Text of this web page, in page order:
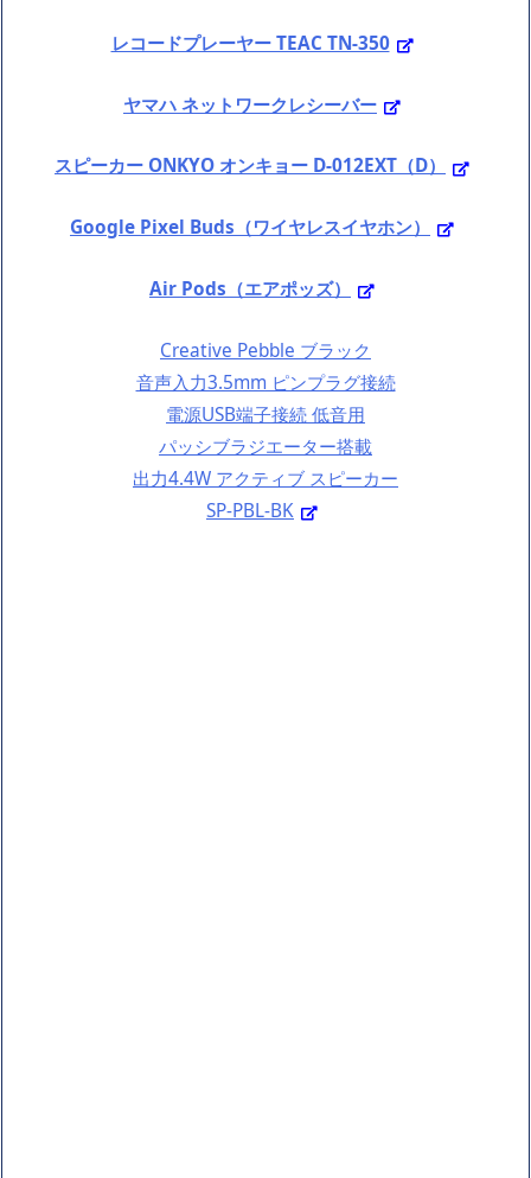
レコードプレーヤー TEAC TN-350
ヤマハ ネットワークレシーバー
スピーカー ONKYO オンキョー D-012EXT（D）
Google Pixel Buds（ワイヤレスイヤホン）
Air Pods（エアポッズ）
Creative Pebble ブラック
音声入力3.5mm ピンプラグ接続
電源USB端子接続 低音用
パッシブラジエーター搭載
出力4.4W アクティブ スピーカー
SP-PBL-BK